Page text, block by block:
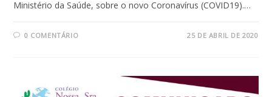
Ministério da Saúde, sobre o novo Coronavírus (COVID19).…
0 COMENTÁRIO 25 DE ABRIL DE 2020